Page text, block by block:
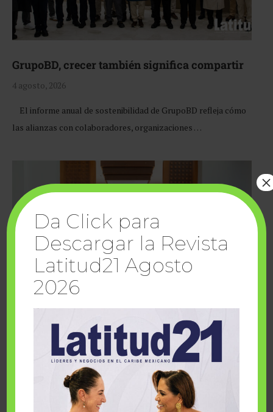
GrupoBD, crecer también significa compartir
4 agosto, 2026
El informe anual de sostenibilidad de GrupoBD refleja cómo
las alianzas con colaboradores, organizaciones …
Cuando la solidaridad inspira; cumplen
sueños Fairmont Mayakoba y Make-A-Wish
Da Click para
Descargar la Revista
Latitud21 Agosto
2026
×